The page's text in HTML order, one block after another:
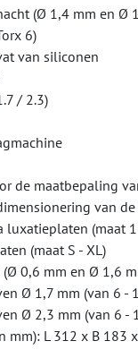
(Ø 1,4 mm en Ø
6)
van siliconen
/ 2.3)
de maatbepaling
van
luxatieplaten (maat
(maat S - XL)
0,6 mm en Ø 1,6
Ø 1,7 mm (van 6 -
Ø 2,3 mm (van 6 -
mm): L 312 x B 183